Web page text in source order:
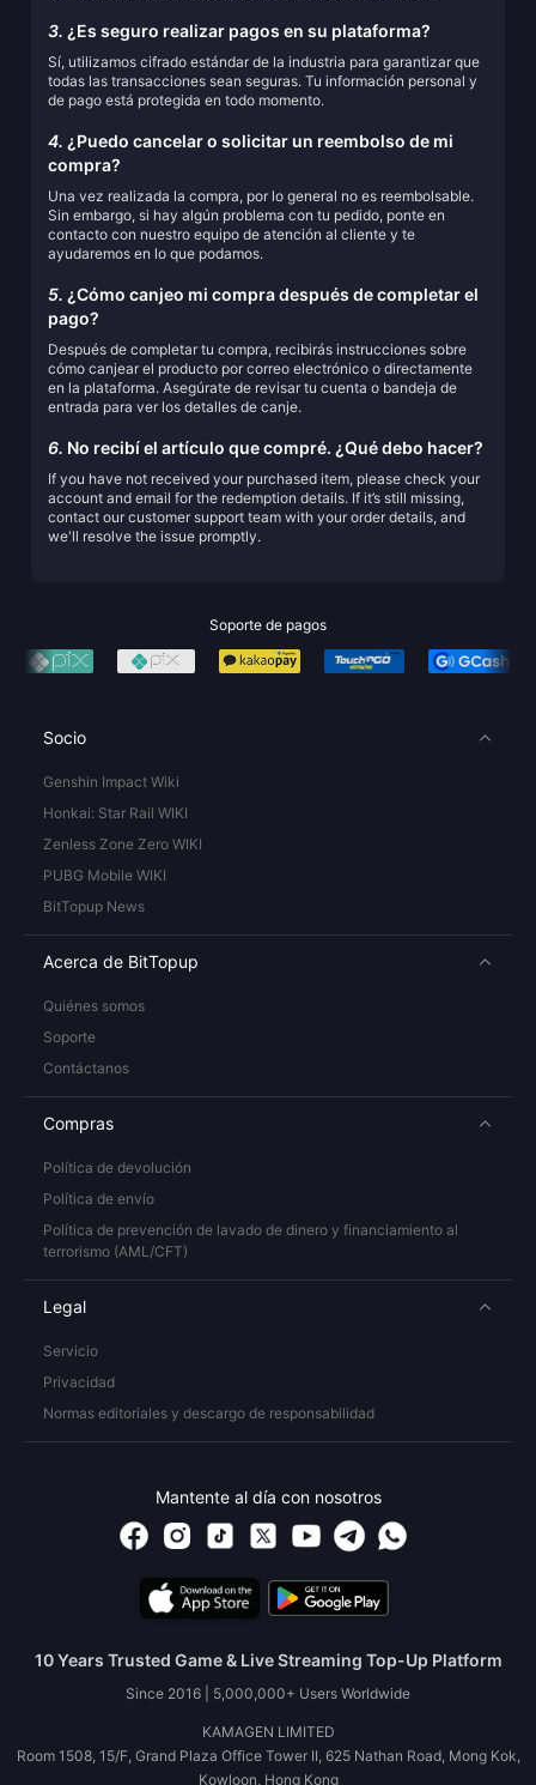
3. ¿Es seguro realizar pagos en su plataforma?
Sí, utilizamos cifrado estándar de la industria para garantizar que
todas las transacciones sean seguras. Tu información personal y
de pago está protegida en todo momento.
4. ¿Puedo cancelar o solicitar un reembolso de mi
compra?
Una vez realizada la compra, por lo general no es reembolsable.
Sin embargo, si hay algún problema con tu pedido, ponte en
contacto con nuestro equipo de atención al cliente y te
ayudaremos en lo que podamos.
5. ¿Cómo canjeo mi compra después de completar el
pago?
Después de completar tu compra, recibirás instrucciones sobre
cómo canjear el producto por correo electrónico o directamente
en la plataforma. Asegúrate de revisar tu cuenta o bandeja de
entrada para ver los detalles de canje.
6. No recibí el artículo que compré. ¿Qué debo hacer?
If you have not received your purchased item, please check your
account and email for the redemption details. If it’s still missing,
contact our customer support team with your order details, and
we'll resolve the issue promptly.
Soporte de pagos
Socio
Genshin Impact Wiki
Honkai: Star Rail WIKI
Zenless Zone Zero WIKI
PUBG Mobile WIKI
BitTopup News
Acerca de BitTopup
Quiénes somos
Soporte
Contáctanos
Compras
Política de devolución
Política de envío
Política de prevención de lavado de dinero y financiamiento al
terrorismo (AML/CFT)
Legal
Servicio
Privacidad
Normas editoriales y descargo de responsabilidad
Mantente al día con nosotros
10 Years Trusted Game & Live Streaming Top-Up Platform
Since 2016 | 5,000,000+ Users Worldwide
KAMAGEN LIMITED
Room 1508, 15/F, Grand Plaza Office Tower II, 625 Nathan Road, Mong Kok,
Kowloon, Hong Kong